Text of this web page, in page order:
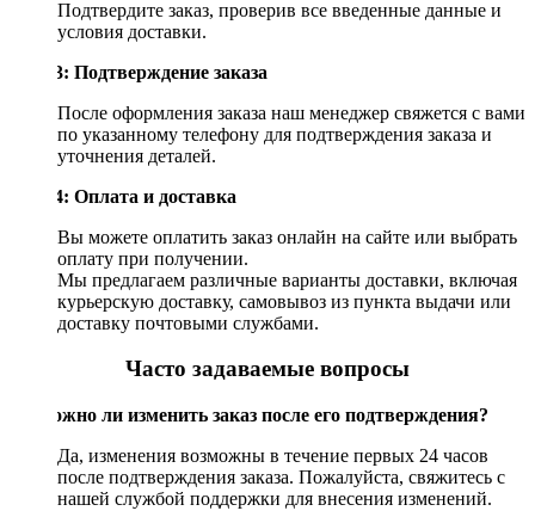
Подтвердите заказ, проверив все введенные данные и
условия доставки.
Шаг 3: Подтверждение заказа
После оформления заказа наш менеджер свяжется с вами
по указанному телефону для подтверждения заказа и
уточнения деталей.
Шаг 4: Оплата и доставка
Вы можете оплатить заказ онлайн на сайте или выбрать
оплату при получении.
Мы предлагаем различные варианты доставки, включая
курьерскую доставку, самовывоз из пункта выдачи или
доставку почтовыми службами.
Часто задаваемые вопросы
Возможно ли изменить заказ после его подтверждения?
Да, изменения возможны в течение первых 24 часов
после подтверждения заказа. Пожалуйста, свяжитесь с
нашей службой поддержки для внесения изменений.